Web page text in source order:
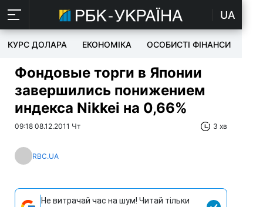
UA
КУРС ДОЛАРА ЕКОНОМІКА ОСОБИСТІ ФІНАНСИ
Фондовые торги в Японии
завершились понижением
индекса Nikkei на 0,66%
09:18 08.12.2011 Чт 3 хв
RBC.UA
Не витрачай час на шум! Читай тільки